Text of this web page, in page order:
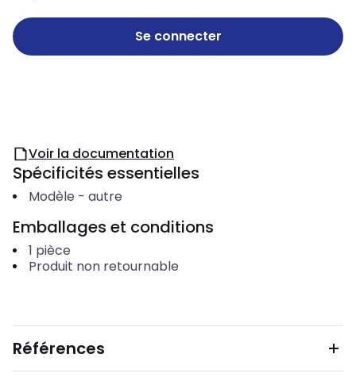
Se connecter
Voir la documentation
Spécificités essentielles
Modèle - autre
Emballages et conditions
1 pièce
Produit non retournable
Références